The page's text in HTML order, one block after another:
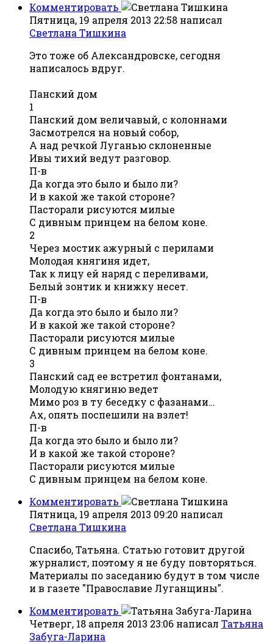
Комментировать
Пятница, 19 апреля 2013 22:58 написал
Светлана Тишкина
Это тоже об Александровске, сегодня
написалось вдруг.
Панский дом
1
Панский дом величавый, с колоннами
Засмотрелся на новый собор,
А над речкой Луганью склоненные
Ивы тихий ведут разговор.
П-в
Да когда это было и было ли?
И в какой же такой стороне?
Пасторали рисуются милые
С дивным принцем на белом коне.
2
Через мостик ажурный с перилами
Молодая княгиня идет,
Так к лицу ей наряд с переливами,
Белый зонтик и книжку несет.
П-в
Да когда это было и было ли?
И в какой же такой стороне?
Пасторали рисуются милые
С дивным принцем на белом коне.
3
Панский сад ее встретил фонтанами,
Молодую княгиню ведет
Мимо роз в ту беседку с фазанами…
Ах, опять поспешили на взлет!
П-в
Да когда это было и было ли?
И в какой же такой стороне?
Пасторали рисуются милые
С дивным принцем на белом коне.
Комментировать
Пятница, 19 апреля 2013 09:20 написал
Светлана Тишкина
Спасибо, Татьяна. Статью готовит другой
журналист, поэтому я не буду повторяться.
Материалы по заседанию будут в том числе
и в газете "Православие Луганщины".
Комментировать
Четверг, 18 апреля 2013 23:06 написал Татьяна
Забуга-Ларина